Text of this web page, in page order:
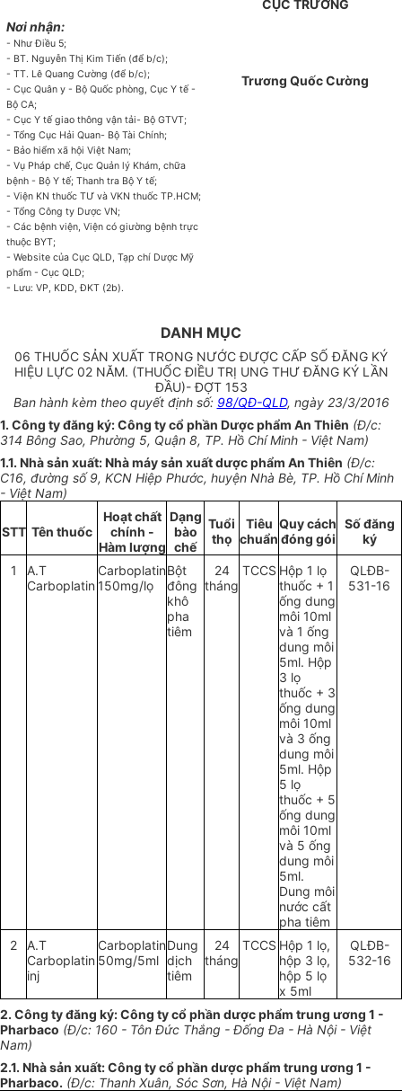
Nơi nhận:
- Như Điều 5;
- BT. Nguyễn Thị Kim Tiến (để b/c);
- TT. Lê Quang Cường (để b/c);
- Cục Quân y - Bộ Quốc phòng, CụcY tế -
Bộ CA;
- Cục Y tế giao thông vận tải- Bộ GTVT;
-Tổng Cục Hải Quan- Bộ Tài Chính;
- Bảo hiểm xã hội Việt Nam;
- Vụ Pháp chế, Cục Quản lý Khám, chữa
bệnh - Bộ Y tế; Thanh tra Bộ Y tế;
- Viện KN thuốc TƯ và VKN thuốc TP.HCM;
- Tổng Công ty Dược VN;
- Các bệnh viện, Viện có giường bệnh trực
thuộc BYT;
- Website của Cục QLD, Tạp chí Dược Mỹ
phẩm - Cục QLD;
- Lưu: VP, KDD, ĐKT (2b).
CỤC TRƯỞNG
Trương Quốc Cường
DANH MỤC
06 THUỐC SẢN XUẤT TRONG NƯỚC ĐƯỢC CẤP SỐ ĐĂNG KÝ
HIỆU LỰC 02 NĂM. (THUỐC ĐIỀU TRỊ UNG THƯ ĐĂNG KÝ LẦN
ĐẦU)- ĐỢT 153
Ban hành kèm theo quyết định số: 98/QĐ-QLD, ngày 23/3/2016
1. Công ty đăng ký: Công ty cổ phần Dược phẩm An Thiên (Đ/c:
314 Bông Sao, Phường 5, Quận 8, TP. Hồ Chí Minh - Việt Nam)
1.1. Nhà sản xuất: Nhà máy sản xuất dược phẩm An Thiên (Đ/c:
C16, đường số9, KCN Hiệp Phước, huyện Nhà Bè, TP. Hồ Chí Minh
- Việt Nam)
STT Tên thuốc
Hoạt chất
chính -
Hàm lượng
Dạng
bào
chế
Tuổi
thọ
Tiêu
chuẩn
Quy cách
đóng gói
Số đăng
ký
1
A.T
Carboplatin
Carboplatin
150mg/lọ
Bột
đông
khô
pha
tiêm
24
tháng
TCCS Hộp 1 lọ
thuốc + 1
ống dung
môi 10ml
và 1 ống
dung môi
5ml. Hộp
3 lọ
thuốc + 3
ống dung
môi 10ml
và 3 ống
dung môi
5ml. Hộp
5 lọ
thuốc + 5
ống dung
môi 10ml
và 5 ống
dung môi
5ml.
Dung môi
nước cất
pha tiêm
QLĐB-
531-16
2
A.T
Carboplatin
inj
Carboplatin
50mg/5ml
Dung
dịch
tiêm
24
tháng
TCCS Hộp 1 lọ,
hộp 3 lọ,
hộp 5 lọ
x 5ml
QLĐB-
532-16
2. Công ty đăng ký: Công ty cổ phần dược phẩm trung ương 1 -
Pharbaco (Đ/c: 160 - Tôn Đức Thắng - Đống Đa - Hà Nội - Việt
Nam)
2.1. Nhà sản xuất: Công ty cổ phần dược phẩm trung ương 1 -
Pharbaco. (Đ/c: Thanh Xuân, Sóc Sơn, Hà Nội - Việt Nam)